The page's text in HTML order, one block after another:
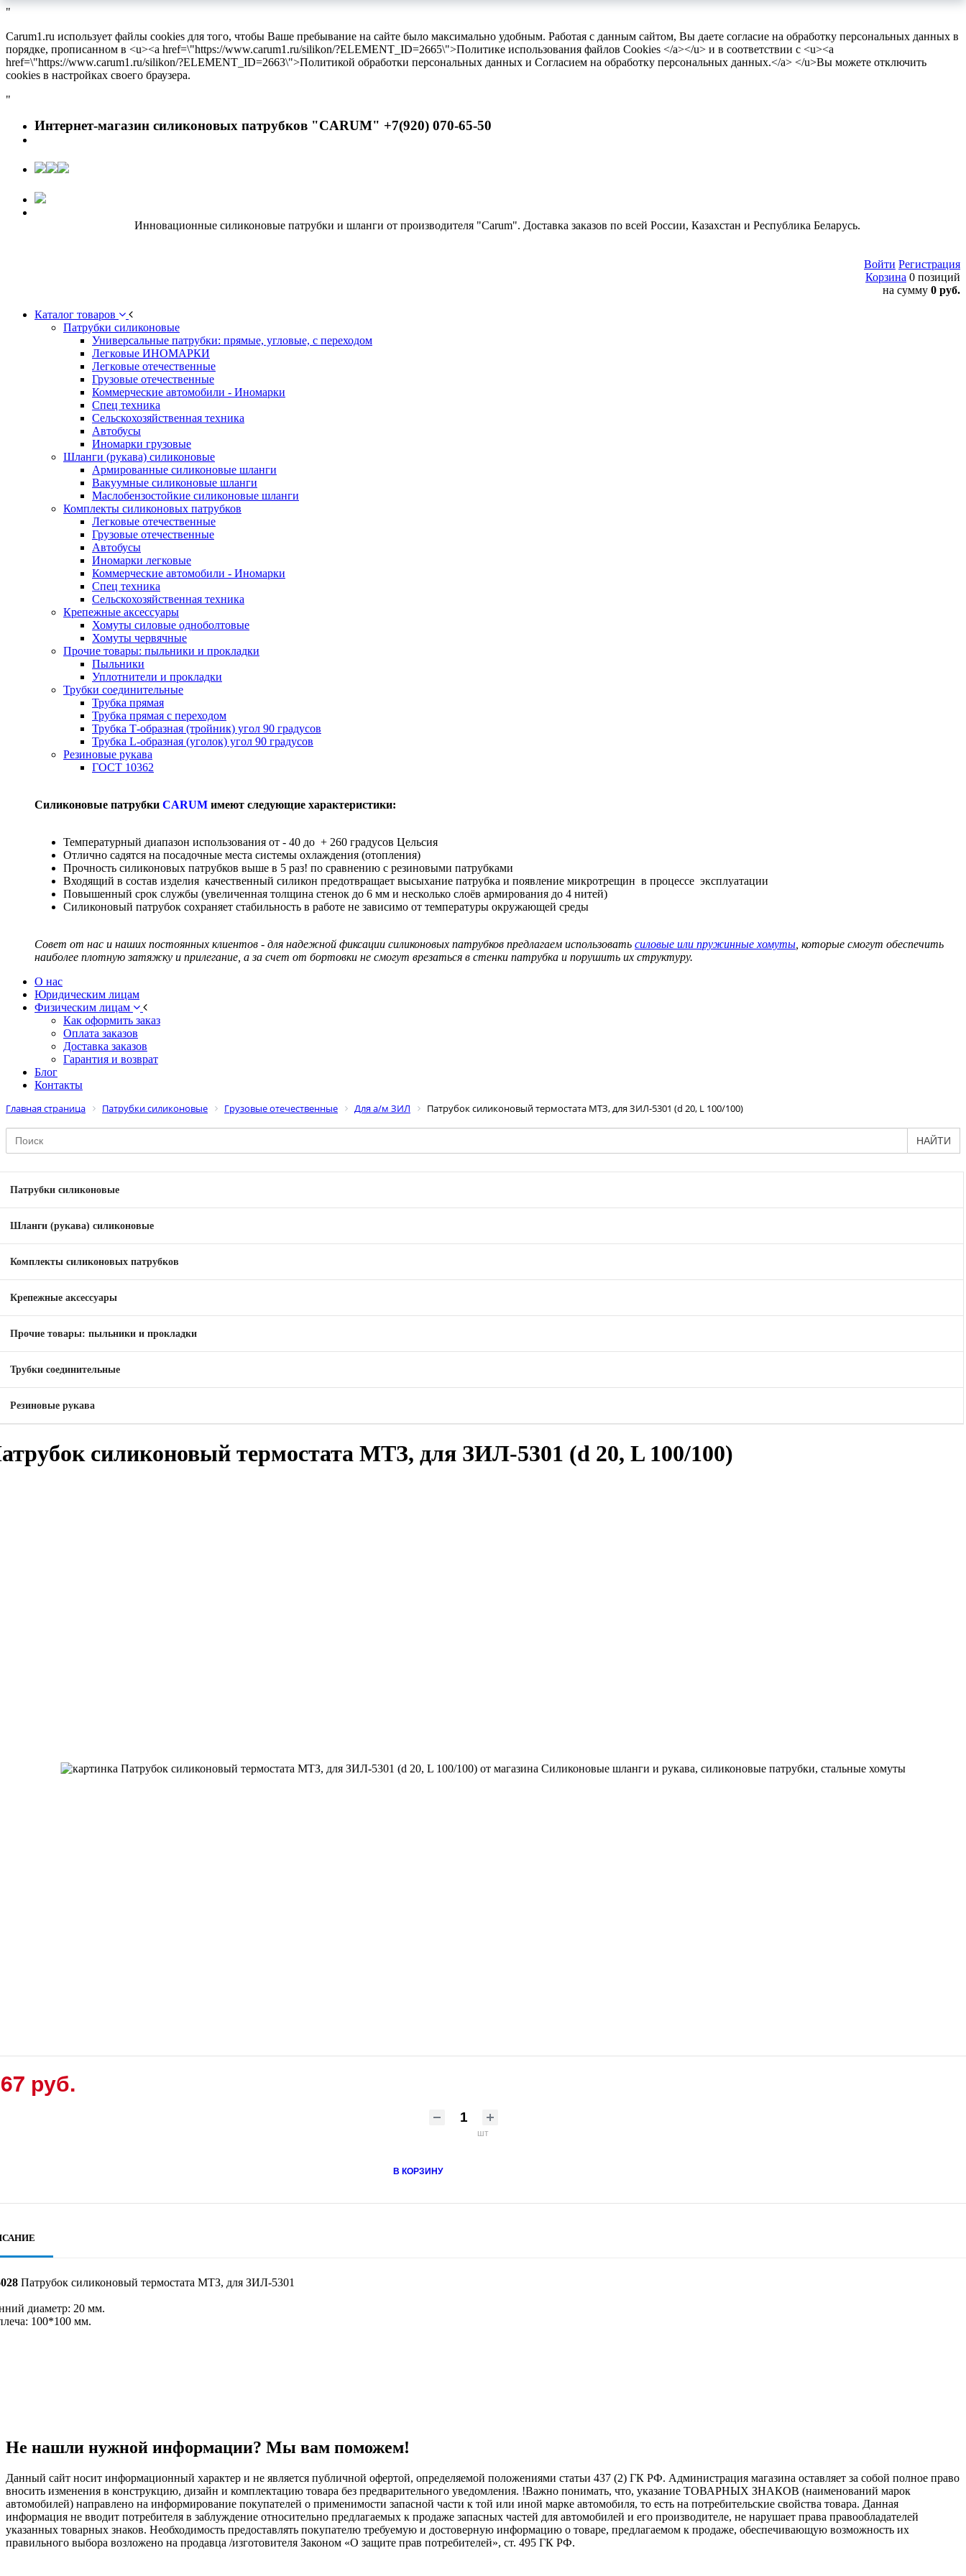
"
Carum1.ru использует файлы cookies для того, чтобы Ваше пребывание на сайте было максимально удобным. Работая с данным сайтом, Вы даете согласие на обработку персональных данных в
порядке, прописанном в <u><a href=\"https://www.carum1.ru/silikon/?ELEMENT_ID=2665\">Политике использования файлов Cookies </a></u> и в соответствии с <u><a
href=\"https://www.carum1.ru/silikon/?ELEMENT_ID=2663\">Политикой обработки персональных данных и Согласием на обработку персональных данных.</a> </u>Вы можете отключить
cookies в настройках своего браузера.
"
Интернет-магазин силиконовых патрубков "CARUM" +7(920) 070-65-50
Инновационные силиконовые патрубки и шланги от производителя "Carum". Доставка заказов по всей России, Казахстан и Республика Беларусь.
Войти Регистрация
Корзина 0 позиций
на сумму 0 руб.
Каталог товаров
Патрубки силиконовые
Универсальные патрубки: прямые, угловые, с переходом
Легковые ИНОМАРКИ
Легковые отечественные
Грузовые отечественные
Коммерческие автомобили - Иномарки
Спец техника
Сельскохозяйственная техника
Автобусы
Иномарки грузовые
Шланги (рукава) силиконовые
Армированные силиконовые шланги
Вакуумные силиконовые шланги
Маслобензостойкие силиконовые шланги
Комплекты силиконовых патрубков
Легковые отечественные
Грузовые отечественные
Автобусы
Иномарки легковые
Коммерческие автомобили - Иномарки
Спец техника
Сельскохозяйственная техника
Крепежные аксессуары
Хомуты силовые одноболтовые
Хомуты червячные
Прочие товары: пыльники и прокладки
Пыльники
Уплотнители и прокладки
Трубки соединительные
Трубка прямая
Трубка прямая с переходом
Трубка Т-образная (тройник) угол 90 градусов
Трубка L-образная (уголок) угол 90 градусов
Резиновые рукава
ГОСТ 10362
Силиконовые патрубки CARUM имеют следующие характеристики:
Температурный диапазон использования от - 40 до + 260 градусов Цельсия
Отлично садятся на посадочные места системы охлаждения (отопления)
Прочность силиконовых патрубков выше в 5 раз! по сравнению с резиновыми патрубками
Входящий в состав изделия качественный силикон предотвращает высыхание патрубка и появление микротрещин в процессе эксплуатации
Повышенный срок службы (увеличенная толщина стенок до 6 мм и несколько слоёв армирования до 4 нитей)
Силиконовый патрубок сохраняет стабильность в работе не зависимо от температуры окружающей среды
Совет от нас и наших постоянных клиентов - для надежной фиксации силиконовых патрубков предлагаем использовать силовые или пружинные хомуты , которые смогут обеспечить
наиболее плотную затяжку и прилегание, а за счет от бортовки не смогут врезаться в стенки патрубка и порушить их структуру.
О нас
Юридическим лицам
Физическим лицам
Как оформить заказ
Оплата заказов
Доставка заказов
Гарантия и возврат
Блог
Контакты
Главная страница Патрубки силиконовые Грузовые отечественные Для а/м ЗИЛ Патрубок силиконовый термостата МТЗ, для ЗИЛ-5301 (d 20, L 100/100)
НАЙТИ
Патрубки силиконовые
Шланги (рукава) силиконовые
Комплекты силиконовых патрубков
Крепежные аксессуары
Прочие товары: пыльники и прокладки
Трубки соединительные
Резиновые рукава
силиконовый термостата МТЗ, для ЗИЛ-5301 (d 20, L 100/100)
руб.
шт
В КОРЗИНУ
Патрубок силиконовый термостата МТЗ, для ЗИЛ-5301
диаметр: 20 мм.
100*100 мм.
Не нашли нужной информации? Мы вам поможем!
Данный сайт носит информационный характер и не является публичной офертой, определяемой положениями статьи 437 (2) ГК РФ. Администрация магазина оставляет за собой полное право
вносить изменения в конструкцию, дизайн и комплектацию товара без предварительного уведомления. !Важно понимать, что, указание ТОВАРНЫХ ЗНАКОВ (наименований марок
автомобилей) направлено на информирование покупателей о применимости запасной части к той или иной марке автомобиля, то есть на потребительские свойства товара. Данная
информация не вводит потребителя в заблуждение относительно предлагаемых к продаже запасных частей для автомобилей и его производителе, не нарушает права правообладателей
указанных товарных знаков. Необходимость предоставлять покупателю требуемую и достоверную информацию о товаре, предлагаемом к продаже, обеспечивающую возможность их
правильного выбора возложено на продавца /изготовителя Законом «О защите прав потребителей», ст. 495 ГК РФ.